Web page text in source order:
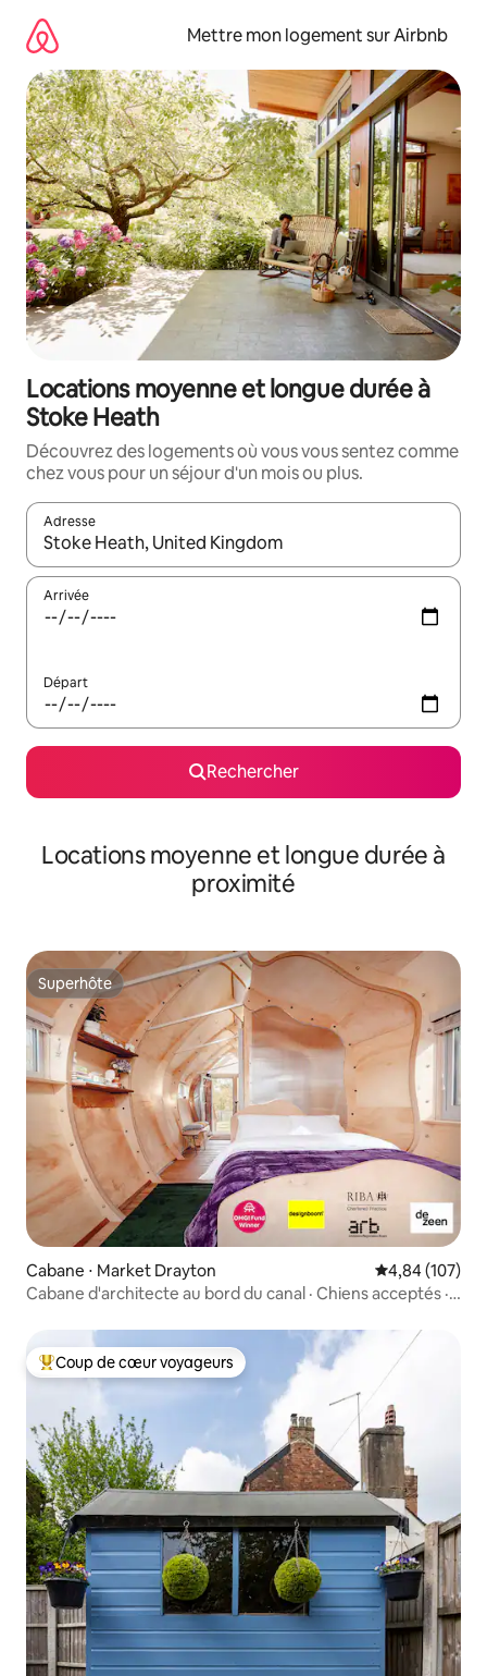
directement
contenu
Mettre mon logement sur Airbnb
Locations moyenne et longue durée à
Stoke Heath
Découvrez des logements où vous vous sentez comme
chez vous pour un séjour d'un mois ou plus.
Adresse
Lorsque les résultats s'affichent, utilisez les flèches vers le
Arrivée
Départ
Rechercher
Locations moyenne et longue durée à
proximité
Superhôte
Superhôte
Cabane ⋅ Market Drayton Évaluation
4,84 (107)
Cabane d'architecte au bord du canal · Chiens acceptés ·
Coups de cœur voyageurs les plus appréciés
Coup de cœur voyageurs